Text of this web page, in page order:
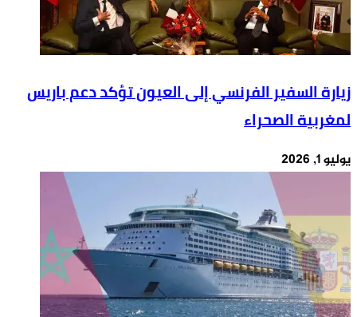
زيارة السفير الفرنسي إلى العيون تؤكد دعم باريس
لمغربية الصحراء
يوليو 1, 2026